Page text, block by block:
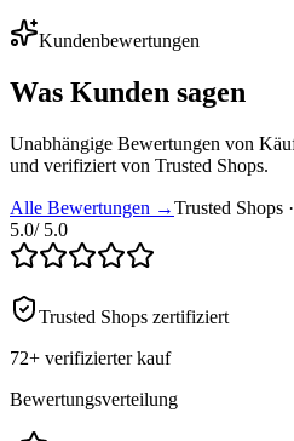
Kundenbewertungen
Was Kunden sagen
Unabhängige Bewertungen von
und verifiziert von Trusted Shops.
Alle Bewertungen →Trusted Shops
5.0/ 5.0
Trusted Shops zertifiziert
72+ verifizierter kauf
Bewertungsverteilung